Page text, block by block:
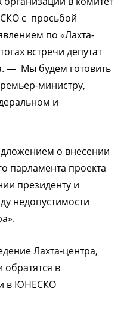
с просьбой
по «Лахта-
встречи депутат
— Мы будем готовить
министру,
и
о внесении
парламента проекта
президенту и
недопустимости